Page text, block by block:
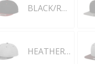
BLACK/RED
HEATHER GREY/BLACK